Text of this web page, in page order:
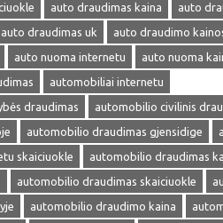
auto draudimas kaina
auto
auto draudimas uk auto draudimo
auto nuoma internetu auto nuoma
automobiliai internetu
draudimas
automobilio civilinis
automobilio draudimas gjensidige
skaiciuokle
automobilio draudimas
automobilio draudimas skaiciuokle
automobilio draudimo kaina